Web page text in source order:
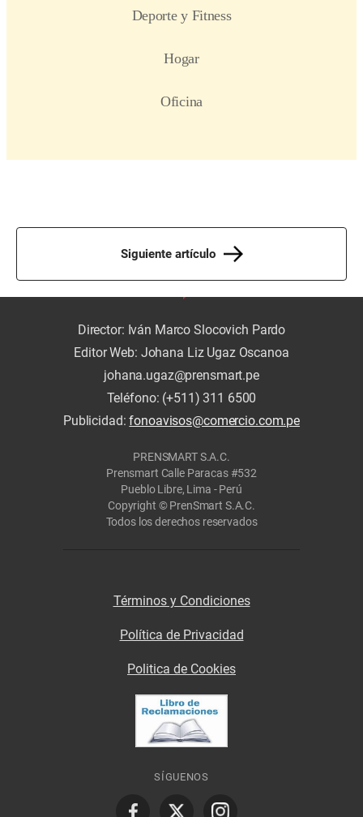
Siguiente artículo
Director: Iván Marco Slocovich Pardo
Editor Web: Johana Liz Ugaz Oscanoa
johana.ugaz@prensmart.pe
Teléfono: (+511) 311 6500
Publicidad:fonoavisos@comercio.com.pe
PRENSMART S.A.C.
Prensmart Calle Paracas #532
Pueblo Libre, Lima - Perú
Copyright © PrenSmart S.A.C.
Todos los derechos reservados
Términos y Condiciones
Política de Privacidad
Politica de Cookies
SÍGUENOS